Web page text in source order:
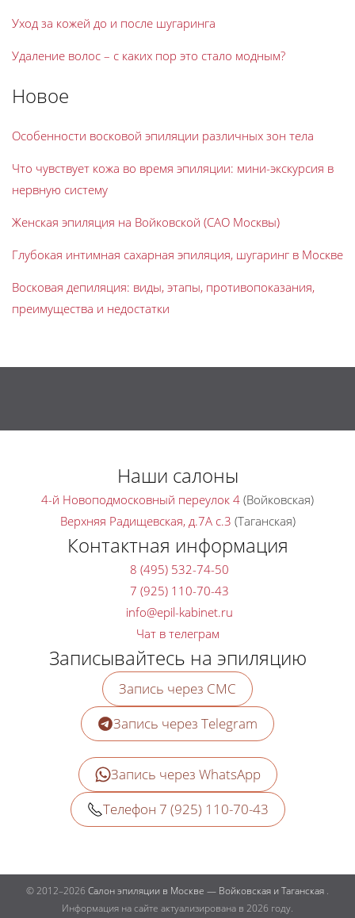
Уход за кожей до и после шугаринга
Удаление волос – с каких пор это стало модным?
Новое
Особенности восковой эпиляции различных зон тела
Что чувствует кожа во время эпиляции: мини-экскурсия в
нервную систему
Женская эпиляция на Войковской (САО Москвы)
Глубокая интимная сахарная эпиляция, шугаринг в Москве
Восковая депиляция: виды, этапы, противопоказания,
преимущества и недостатки
Наши салоны
4-й Новоподмосковный переулок 4 (Войковская)
Верхняя Радищевская, д.7A с.3 (Таганская)
Контактная информация
8 (495) 532-74-50
7 (925) 110-70-43
Чат в телеграм
Записывайтесь на эпиляцию
Запись через СМС
Запись через Telegram
Запись через WhatsApp
Телефон 7 (925) 110-70-43
© 2012–2026 Салон эпиляции в Москве — Войковская и Таганская .
Информация на сайте актуализирована в 2026 году.